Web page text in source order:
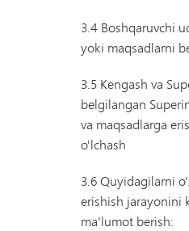
3.4 Boshqaruvchi
yoki maqsadlarni
3.5 Kengash va
belgilangan
va maqsadlarga
o'lchash
3.6 Quyidagilarni
erishish jarayonini
ma'lumot berish: